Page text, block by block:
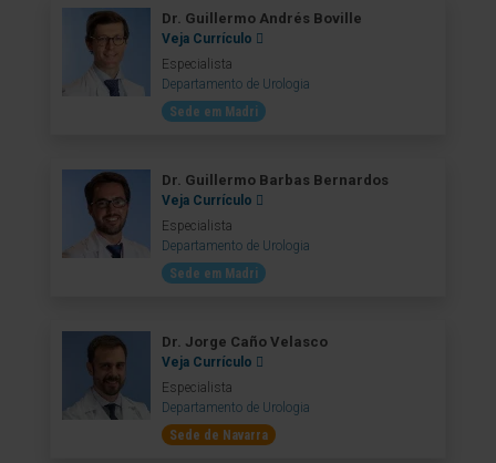
Dr. Guillermo Andrés Boville
Veja Currículo
Especialista
Departamento de Urologia
Sede em Madri
Dr. Guillermo Barbas Bernardos
Veja Currículo
Especialista
Departamento de Urologia
Sede em Madri
Dr. Jorge Caño Velasco
Veja Currículo
Especialista
Departamento de Urologia
Sede de Navarra